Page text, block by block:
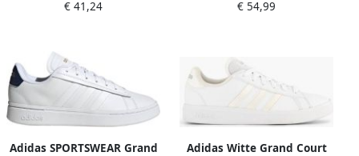
Schoenen
€ 41,24
€ 54,99
Adidas SPORTSWEAR Grand
Adidas Witte Grand Court